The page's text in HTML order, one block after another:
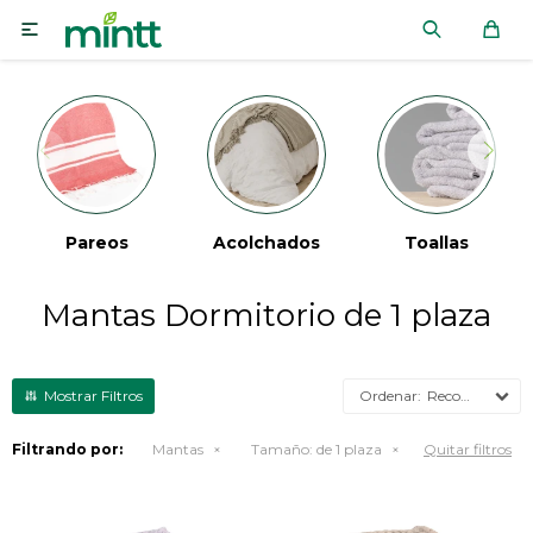

Pareos Acolchados Toallas
Mantas Dormitorio de 1 plaza
Recomendados
Filtrando por: Mantas Tamaño: de 1 plaza Quitar filtros